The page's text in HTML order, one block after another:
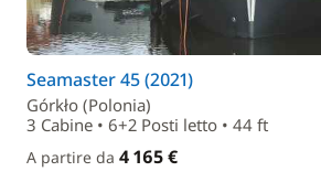
Seamaster 45 (2021)
Górkło (Polonia)
3 Cabine • 6+2 Posti letto • 44 ft
A partire da 4 165 €